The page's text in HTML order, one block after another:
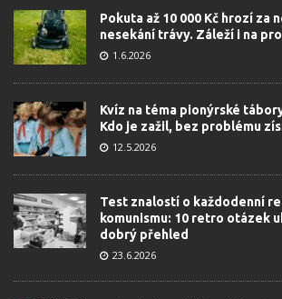
Pokuta až 10 000 Kč hrozí za
nesekání trávy. Záleží i na
1.6.2026
Kvíz na téma pionýrské
Kdo je zažil, bez problému
12.5.2026
Test znalostí o každodenní
komunismu: 10 retro otázek
dobrý přehled
23.6.2026